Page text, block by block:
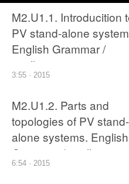
M2.U1.1. Introducition
PV stand-alone
English Grammar /
spelling revision
3:55 · 2015
M2.U1.2. Parts and
topologies of PV stand-
alone systems. English
Grammar / spelling
revision
6:54 · 2015